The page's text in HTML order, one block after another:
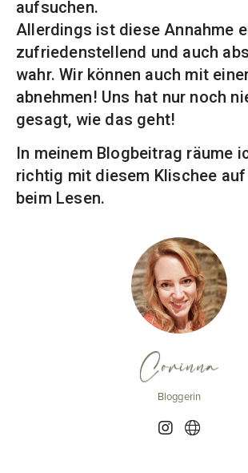
aufsuchen.
Allerdings ist diese Annahme
zufriedenstellend und auch
wahr. Wir können auch mit
abnehmen! Uns hat nur noch
gesagt, wie das geht!
In meinem Blogbeitrag räume
richtig mit diesem Klischee
beim Lesen.
Corinna
Bloggerin